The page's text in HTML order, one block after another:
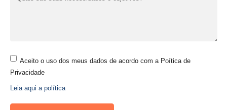
Aceito o uso dos meus dados de acordo com a Poítica de
Privacidade
Leia aqui a política